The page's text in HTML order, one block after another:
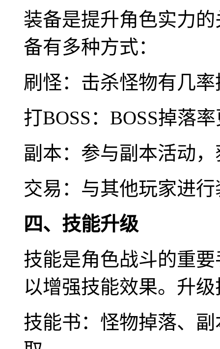
装备是提升角色实力
备有多种方式：
刷怪：击杀怪物有几
打BOSS：BOSS掉落
副本：参与副本活动
交易：与其他玩家进
四、技能升级
技能是角色战斗的重
以增强技能效果。升
技能书：怪物掉落、